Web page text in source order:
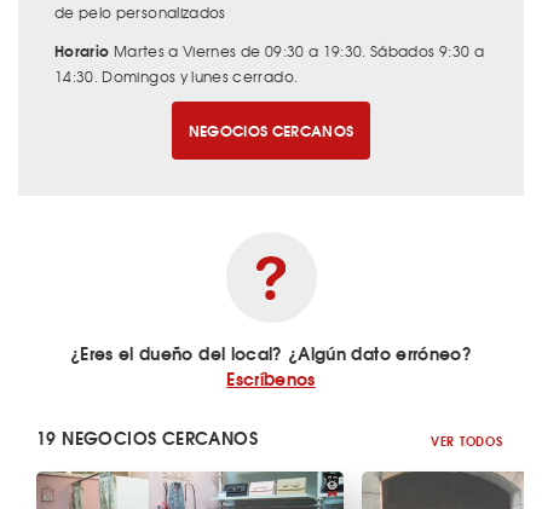
de pelo personalizados
Horario Martes a Viernes de 09:30 a 19:30. Sábados 9:30 a
14:30. Domingos y lunes cerrado.
NEGOCIOS CERCANOS
¿Eres el dueño del local? ¿Algún dato erróneo?
Escríbenos
19 NEGOCIOS CERCANOS VER TODOS